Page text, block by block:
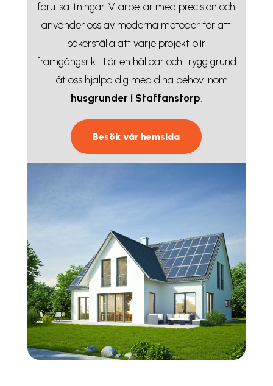
förutsättningar. Vi arbetar med precision och
använder oss av moderna metoder för att
säkerställa att varje projekt blir
framgångsrikt. För en hållbar och trygg grund
– låt oss hjälpa dig med dina behov inom
husgrunder i Staffanstorp.
Besök vår hemsida